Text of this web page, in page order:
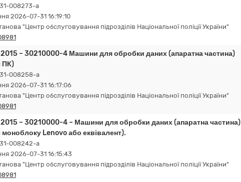
008273-a
2026-07-31 16:19:10
"Центр обслуговування підрозділів Національної поліції України"
– 30210000-4 Машини для обробки даних (апаратна частина)
ПК)
008258-a
2026-07-31 16:17:06
"Центр обслуговування підрозділів Національної поліції України"
– 30210000-4 – Машини для обробки даних (апаратна частина)
моноблоку Lenovo або еквівалент).
008242-a
2026-07-31 16:15:43
"Центр обслуговування підрозділів Національної поліції України"